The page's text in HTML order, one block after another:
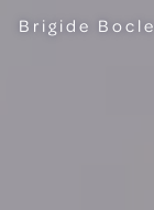
Brigide Bocle